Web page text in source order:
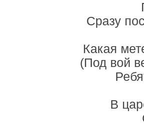
Сразу
Какая
(Под вой
В